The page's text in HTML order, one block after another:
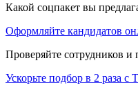
Какой соцпакет вы
Оформляйте кандидатов
Проверяйте сотрудников
Ускорьте подбор в 2 раза с